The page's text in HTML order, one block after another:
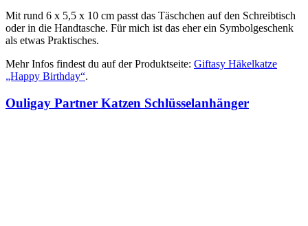
Mit rund 6 x 5,5 x 10 cm passt das Täschchen auf den Schreibtisch
oder in die Handtasche. Für mich ist das eher ein Symbolgeschenk
als etwas Praktisches.
Mehr Infos findest du auf der Produktseite: Giftasy Häkelkatze
„Happy Birthday“.
Ouligay Partner Katzen Schlüsselanhänger